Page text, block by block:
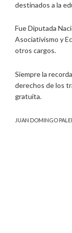
destinados a la
Fue Diputada
Asociativismo y
otros cargos.
Siempre la
derechos de los
gratuita.
JUAN DOMINGO